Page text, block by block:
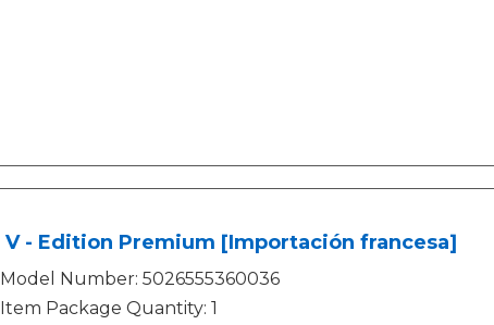
V - Edition Premium [Importación francesa]
Model Number: 5026555360036
Item Package Quantity: 1